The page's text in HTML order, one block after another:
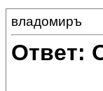
владомиръ
Ответ: